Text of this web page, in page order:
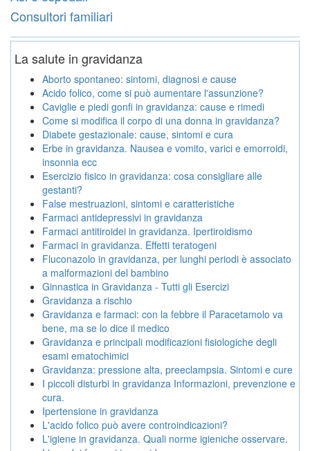
Consultori familiari
La salute in gravidanza
Aborto spontaneo: sintomi, diagnosi e cause
Acido folico, come si può aumentare l'assunzione?
Caviglie e piedi gonfi in gravidanza: cause e rimedi
Come si modifica il corpo di una donna in gravidanza?
Diabete gestazionale: cause, sintomi e cura
Erbe in gravidanza. Nausea e vomito, varici e emorroidi,
insonnia ecc
Esercizio fisico in gravidanza: cosa consigliare alle
gestanti?
False mestruazioni, sintomi e caratteristiche
Farmaci antidepressivi in gravidanza
Farmaci antitiroidei in gravidanza. Ipertiroidismo
Farmaci in gravidanza. Effetti teratogeni
Fluconazolo in gravidanza, per lunghi periodi è associato
a malformazioni del bambino
Ginnastica in Gravidanza - Tutti gli Esercizi
Gravidanza a rischio
Gravidanza e farmaci: con la febbre il Paracetamolo va
bene, ma se lo dice il medico
Gravidanza e principali modificazioni fisiologiche degli
esami ematochimici
Gravidanza: pressione alta, preeclampsia. Sintomi e cure
I piccoli disturbi in gravidanza Informazioni, prevenzione e
cura.
Ipertensione in gravidanza
L'acido folico può avere controindicazioni?
L'igiene in gravidanza. Quali norme igieniche osservare.